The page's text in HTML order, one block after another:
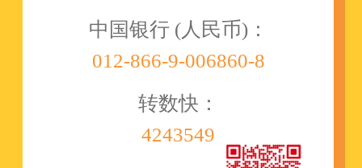
中国银行 (人民币)：
012-866-9-006860-8
转数快：
4243549